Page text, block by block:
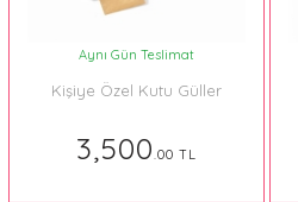
Aynı Gün Teslimat
Kişiye Özel Kutu Güller
3,500.00 TL